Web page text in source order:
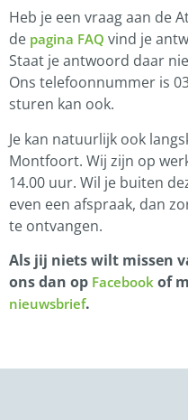
Heb je een vraag aan de
de pagina FAQ vind je
Staat je antwoord daar
Ons telefoonnummer is
sturen kan ook.
Je kan natuurlijk ook
Montfoort. Wij zijn op
14.00 uur. Wil je buiten
even een afspraak, dan
te ontvangen.
Als jij niets wilt missen
ons dan op Facebook of
nieuwsbrief.